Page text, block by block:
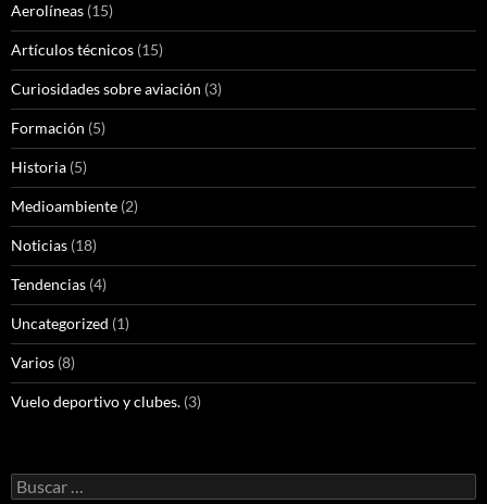
Aerolíneas (15)
Artículos técnicos (15)
Curiosidades sobre aviación (3)
Formación (5)
Historia (5)
Medioambiente (2)
Noticias (18)
Tendencias (4)
Uncategorized (1)
Varios (8)
Vuelo deportivo y clubes. (3)
Buscar: